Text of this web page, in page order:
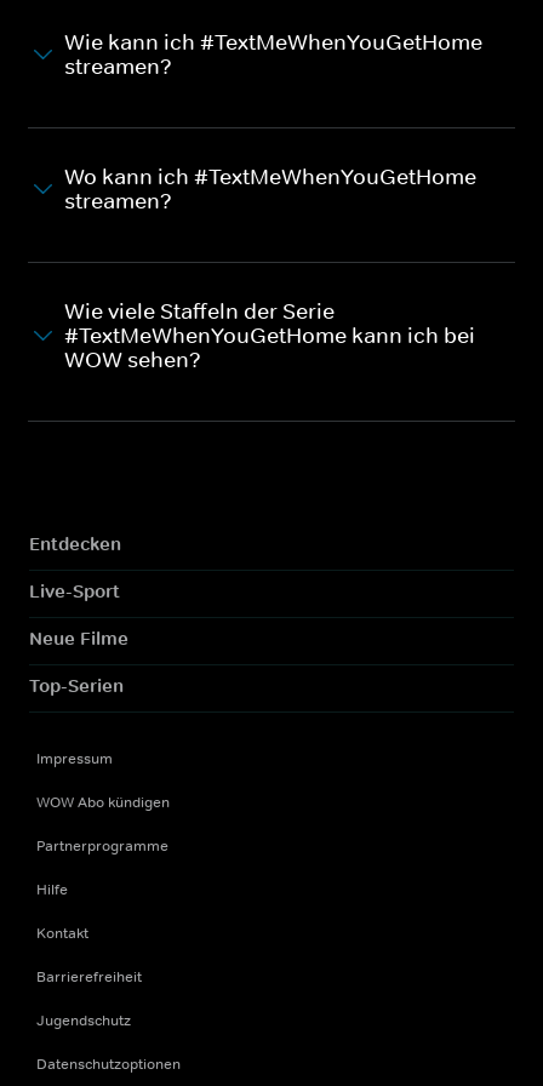
Wie kann ich #TextMeWhenYouGetHome
streamen?
Wo kann ich #TextMeWhenYouGetHome
streamen?
Wie viele Staffeln der Serie
#TextMeWhenYouGetHome kann ich bei
WOW sehen?
Entdecken
Live-Sport
Neue Filme
Top-Serien
Impressum
WOW Abo kündigen
Partnerprogramme
Hilfe
Kontakt
Barrierefreiheit
Jugendschutz
Datenschutzoptionen